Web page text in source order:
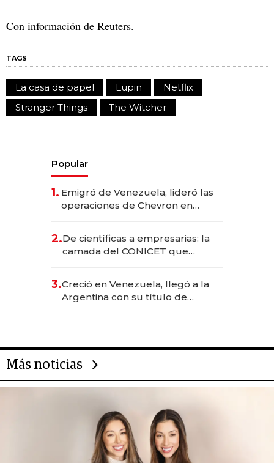
Con información de Reuters.
TAGS
La casa de papel Lupin
Netflix
Stranger Things
The Witcher
Popular
1. Emigró de Venezuela, lideró las
operaciones de Chevron en
2.De científicas a empresarias: la
camada del CONICET que
3.Creció en Venezuela, llegó a la
Argentina con su título de
Más noticias